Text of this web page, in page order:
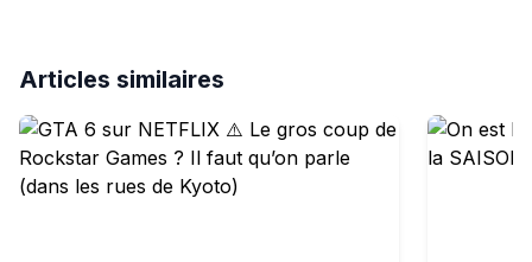
Articles similaires
GTA 6 sur NETFLIX ⚠️ Le gros coup de RockstarOn est